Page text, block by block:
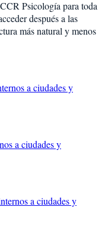
Psicología para toda
después a las
más natural y menos
a ciudades y
a ciudades y
a ciudades y